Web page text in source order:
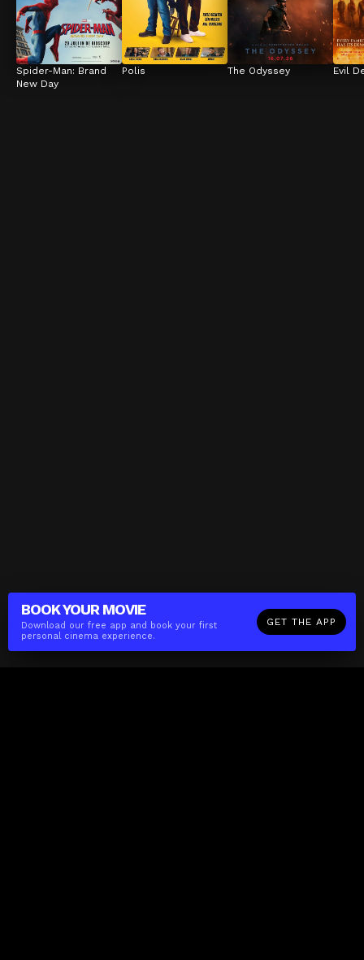
BOOK YOUR MOVIE
Download our free app and book your first
personal cinema experience.
GET THE APP
Spider-Man: Brand
New Day
Polis The Odyssey Evil